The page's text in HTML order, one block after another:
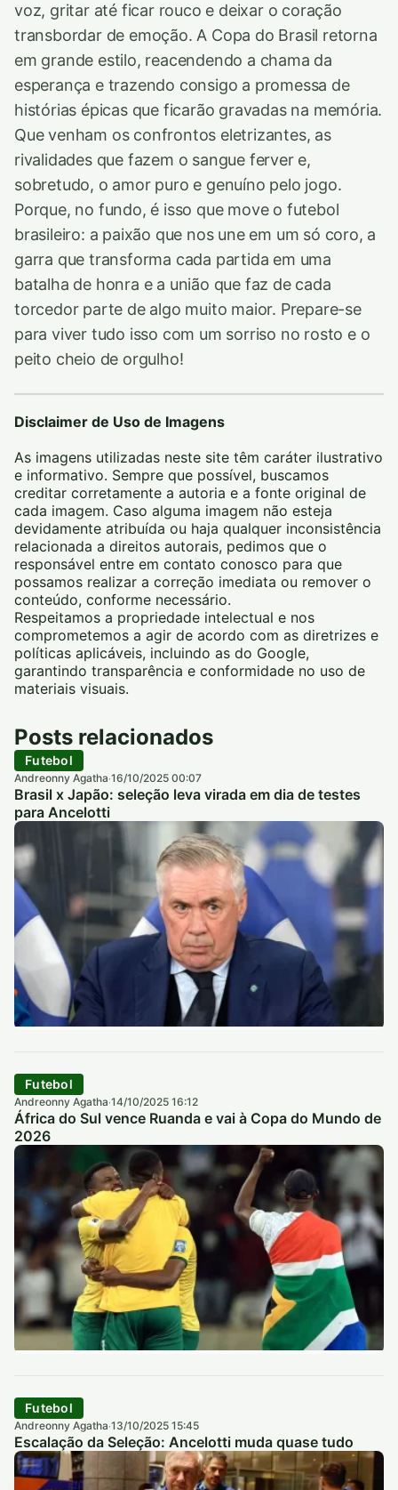
voz, gritar até ficar rouco e deixar o coração
transbordar de emoção. A Copa do Brasil retorna
em grande estilo, reacendendo a chama da
esperança e trazendo consigo a promessa de
histórias épicas que ficarão gravadas na memória.
Que venham os confrontos eletrizantes, as
rivalidades que fazem o sangue ferver e,
sobretudo, o amor puro e genuíno pelo jogo.
Porque, no fundo, é isso que move o futebol
brasileiro: a paixão que nos une em um só coro, a
garra que transforma cada partida em uma
batalha de honra e a união que faz de cada
torcedor parte de algo muito maior. Prepare-se
para viver tudo isso com um sorriso no rosto e o
peito cheio de orgulho!
Disclaimer de Uso de Imagens
As imagens utilizadas neste site têm caráter ilustrativo
e informativo. Sempre que possível, buscamos
creditar corretamente a autoria e a fonte original de
cada imagem. Caso alguma imagem não esteja
devidamente atribuída ou haja qualquer inconsistência
relacionada a direitos autorais, pedimos que o
responsável entre em contato conosco para que
possamos realizar a correção imediata ou remover o
conteúdo, conforme necessário.
Respeitamos a propriedade intelectual e nos
comprometemos a agir de acordo com as diretrizes e
políticas aplicáveis, incluindo as do Google,
garantindo transparência e conformidade no uso de
materiais visuais.
Posts relacionados
Futebol
Andreonny Agatha·16/10/2025 00:07
Brasil x Japão: seleção leva virada em dia de testes
para Ancelotti
Futebol
Andreonny Agatha·14/10/2025 16:12
África do Sul vence Ruanda e vai à Copa do Mundo de
2026
Futebol
Andreonny Agatha·13/10/2025 15:45
Escalação da Seleção: Ancelotti muda quase tudo